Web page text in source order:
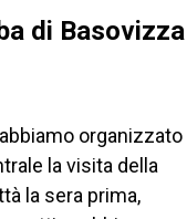
di Basovizza
organizzato
la visita della
la sera prima,